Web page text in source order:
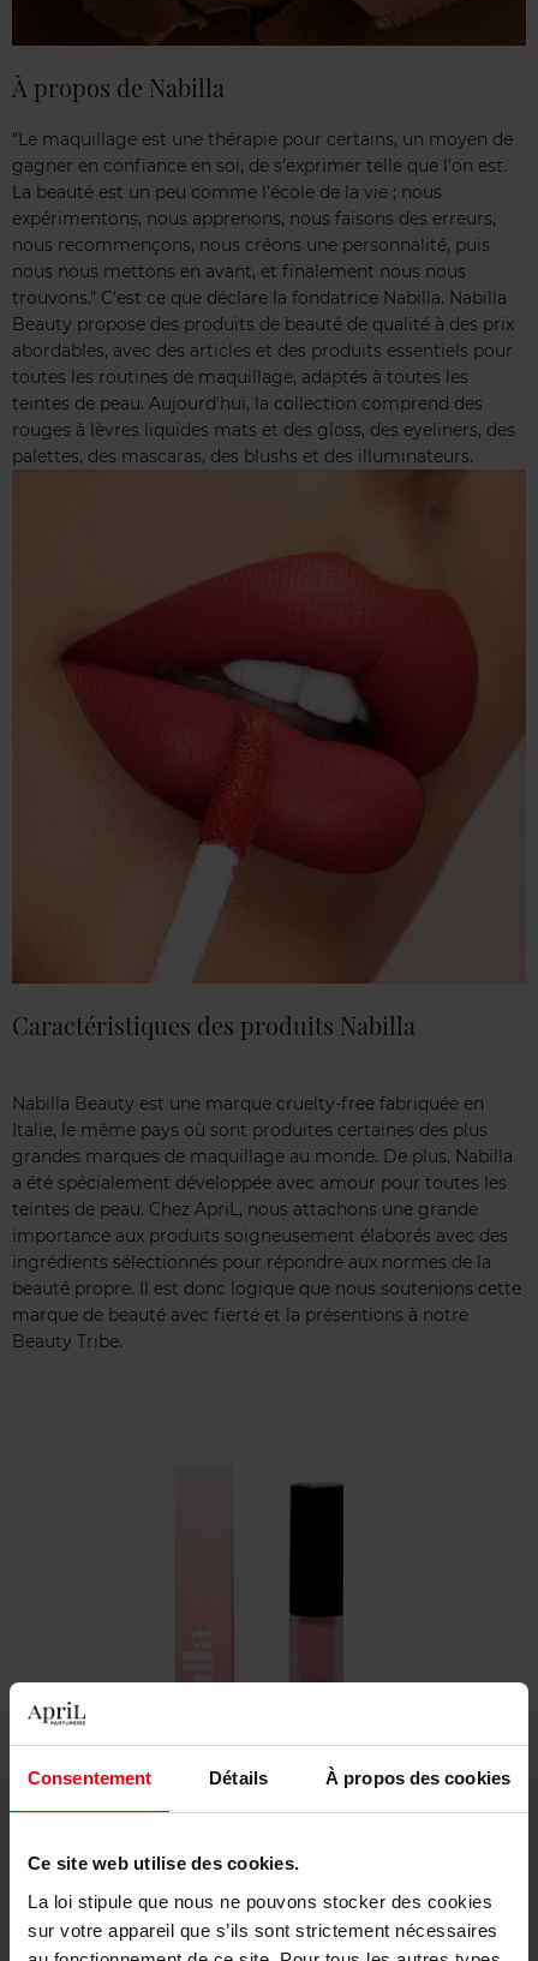
Consentement Détails À propos des cookies
Ce site web utilise des cookies.
La loi stipule que nous ne pouvons stocker des cookies
sur votre appareil que s’ils sont strictement nécessaires
À propos de Nabilla
"Le maquillage est une thérapie pour certains, un moyen de
gagner en confiance en soi, de s'exprimer telle que l'on est.
La beauté est un peu comme l'école de la vie ; nous
expérimentons, nous apprenons, nous faisons des erreurs,
nous recommençons, nous créons une personnalité, puis
nous nous mettons en avant, et finalement nous nous
trouvons." C'est ce que déclare la fondatrice Nabilla. Nabilla
Beauty propose des produits de beauté de qualité à des prix
abordables, avec des articles et des produits essentiels pour
toutes les routines de maquillage, adaptés à toutes les
teintes de peau. Aujourd'hui, la collection comprend des
rouges à lèvres liquides mats et des gloss, des eyeliners, des
palettes, des mascaras, des blushs et des illuminateurs.
Caractéristiques des produits Nabilla
Nabilla Beauty est une marque cruelty-free fabriquée en
Italie, le même pays où sont produites certaines des plus
grandes marques de maquillage au monde. De plus, Nabilla
a été spécialement développée avec amour pour toutes les
teintes de peau. Chez ApriL, nous attachons une grande
importance aux produits soigneusement élaborés avec des
ingrédients sélectionnés pour répondre aux normes de la
beauté propre. Il est donc logique que nous soutenions cette
marque de beauté avec fierté et la présentions à notre
Beauty Tribe.
Les favoris de Nabilla à April